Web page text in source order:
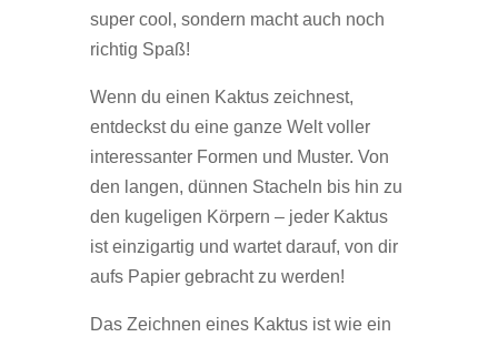
super cool, sondern macht auch noch
richtig Spaß!
Wenn du einen Kaktus zeichnest,
entdeckst du eine ganze Welt voller
interessanter Formen und Muster. Von
den langen, dünnen Stacheln bis hin zu
den kugeligen Körpern – jeder Kaktus
ist einzigartig und wartet darauf, von dir
aufs Papier gebracht zu werden!
Das Zeichnen eines Kaktus ist wie ein